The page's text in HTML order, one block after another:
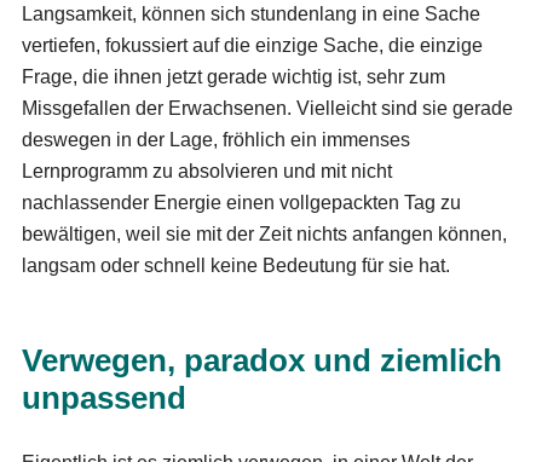
Langsamkeit, können sich stundenlang in eine Sache
vertiefen, fokussiert auf die einzige Sache, die einzige
Frage, die ihnen jetzt gerade wichtig ist, sehr zum
Missgefallen der Erwachsenen. Vielleicht sind sie gerade
deswegen in der Lage, fröhlich ein immenses
Lernprogramm zu absolvieren und mit nicht
nachlassender Energie einen vollgepackten Tag zu
bewältigen, weil sie mit der Zeit nichts anfangen können,
langsam oder schnell keine Bedeutung für sie hat.
Verwegen, paradox und ziemlich
unpassend